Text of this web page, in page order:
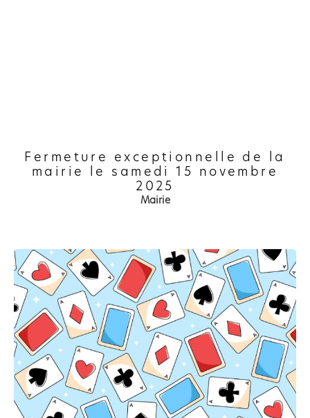
Fermeture exceptionnelle de la
mairie le samedi 15 novembre
2025
Mairie